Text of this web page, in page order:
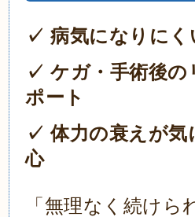
✓ 病気になりにく
✓ ケガ・手術後の
ポート
✓ 体力の衰えが気
心
「無理なく続けら